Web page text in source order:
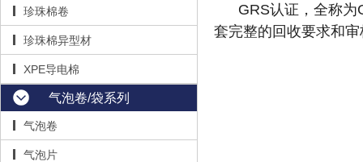
珍珠棉卷
珍珠棉异型材
XPE导电棉
气泡卷/袋系列
气泡卷
气泡片
GRS认证，全称为
套完整的回收要求和